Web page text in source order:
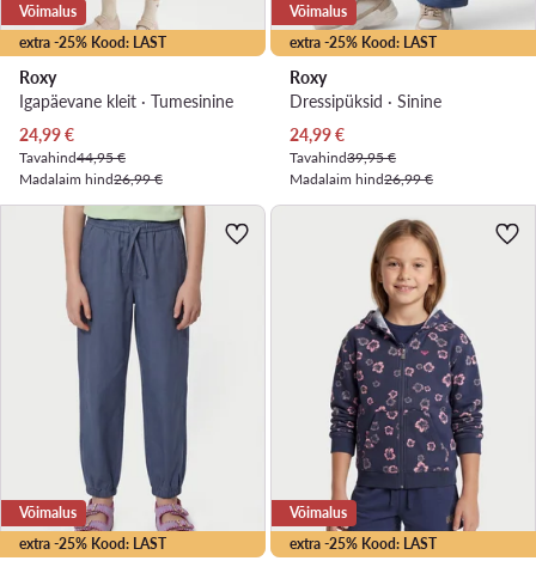
extra -25% Kood: LAST
Võimalus
Roxy
Igapäevane kleit · Tumesinine
Praegune hind
24,99€
Tavahind44,95 €
Madalaim hind26,99 €
extra -25% Kood: LAST
Võimalus
Roxy
Dressipüksid · Sinine
Praegune hind
24,99€
Tavahind39,95 €
Madalaim hind26,99 €
extra -25% Kood: LAST
Võimalus
extra -25% Kood: LAST
Võimalus